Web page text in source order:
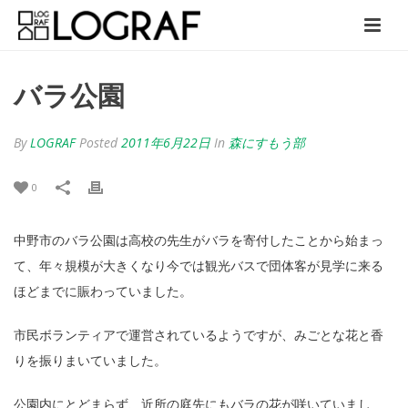
バラ公園
ByLOGRAF Posted 2011年6月22日 In 森にすもう部
0
中野市のバラ公園は高校の先生がバラを寄付したことから始まっ
て、年々規模が大きくなり今では観光バスで団体客が見学に来る
ほどまでに賑わっていました。
市民ボランティアで運営されているようですが、みごとな花と香
りを振りまいていました。
公園内にとどまらず、近所の庭先にもバラの花が咲いていまし